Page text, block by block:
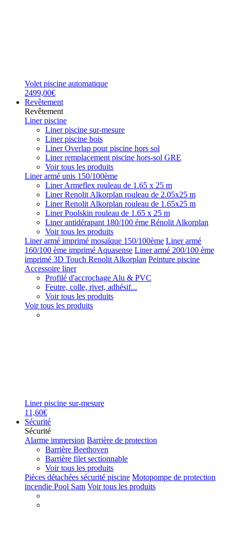
Volet piscine automatique
2499,00€
Revêtement
Revêtement
Liner piscine
Liner piscine sur-mesure
Liner piscine bois
Liner Overlap pour piscine hors sol
Liner remplacement piscine hors-sol GRE
Voir tous les produits
Liner armé unis 150/100ème
Liner Armeflex rouleau de 1.65 x 25 m
Liner Renolit Alkorplan rouleau de 2.05x25 m
Liner Renolit Alkorplan rouleau de 1.65x25 m
Liner Poolskin rouleau de 1.65 x 25 m
Liner antidérapant 180/100 éme Rénolit Alkorplan
Voir tous les produits
Liner armé imprimé mosaïque 150/100ème Liner armé
160/100 ème imprimé Aquasense Liner armé 200/100 ème
imprimé 3D Touch Renolit Alkorplan Peinture piscine
Accessoire liner
Profilé d'accrochage Alu & PVC
Feutre, colle, rivet, adhésif...
Voir tous les produits
Voir tous les produits
Liner piscine sur-mesure
11,60€
Sécurité
Sécurité
Alarme immersion Barrière de protection
Barrière Beethoven
Barrière filet sectionnable
Voir tous les produits
Pièces détachées sécurité piscine Motopompe de protection
incendie Pool Sam Voir tous les produits